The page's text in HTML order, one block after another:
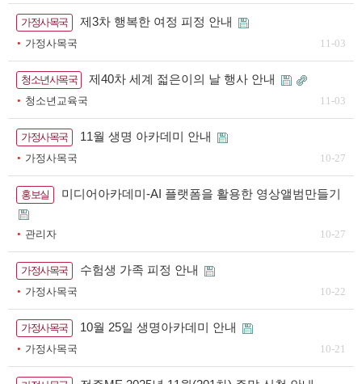
가정사목국 제3차 행복한 여정 피정 안내
가정사목국 11-03
청소년사목국 제40차 세계 젋은이의 날 행사 안내
청소년교육국 11-03
가정사목국 11월 생명 아카데미 안내
가정사목국 10-27
홍보실 미디어아카데미-AI 플랫폼을 활용한 영상앨범만들기
관리자 10-27
가정사목국 수험생 가족 피정 안내
가정사목국 10-22
가정사목국 10월 25일 생명아카데미 안내
가정사목국 10-21